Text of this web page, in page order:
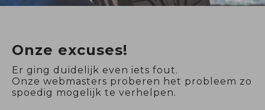
Onze excuses!
Er ging duidelijk even iets fout.
Onze webmasters proberen het probleem zo
spoedig mogelijk te verhelpen.